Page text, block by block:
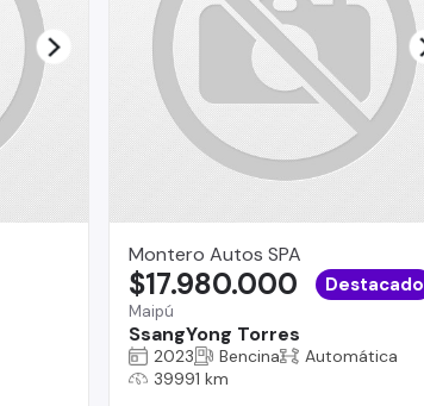
Montero Autos SPA
Maipú
SsangYong Torres
$17.980.000 Destacado
2023 Bencina
Automática
39991 km